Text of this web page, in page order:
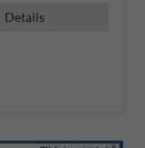
Details